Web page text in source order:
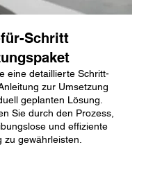
Schritt
eine detaillierte Schritt-
zur Umsetzung
geplanten Lösung.
Sie durch den Prozess,
und effiziente
zu gewährleisten.